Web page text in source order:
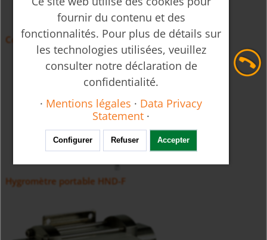
Conductivimètre portable HND-C
Hygromètre portable HND-F
fournir du contenu et des
fonctionnalités. Pour plus de détails sur
les technologies utilisées, veuillez
consulter notre déclaration de
confidentialité.
· Mentions légales · Data Privacy
Statement ·
Configurer Refuser Accepter